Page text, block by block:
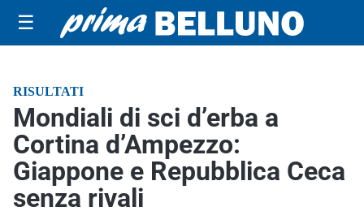
☰
RISULTATI
Mondiali di sci d’erba a
Cortina d’Ampezzo:
Giappone e Repubblica Ceca
senza rivali